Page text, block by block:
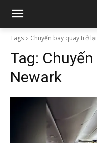
Tags Chuyến bay quay trở
Tag:
Newark